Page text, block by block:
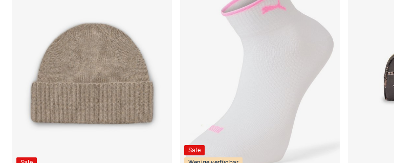
Sale